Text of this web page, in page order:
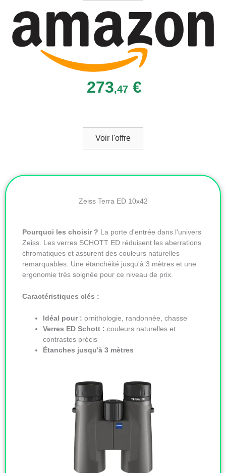
273,47 €
Voir l'offre
Zeiss Terra ED 10x42
Pourquoi les choisir ? La porte d'entrée dans l'univers
Zeiss. Les verres SCHOTT ED réduisent les aberrations
chromatiques et assurent des couleurs naturelles
remarquables. Une étanchéité jusqu'à 3 mètres et une
ergonomie très soignée pour ce niveau de prix.
Caractéristiques clés :
Idéal pour : ornithologie, randonnée, chasse
Verres ED Schott : couleurs naturelles et
contrastes précis
Étanches jusqu'à 3 mètres